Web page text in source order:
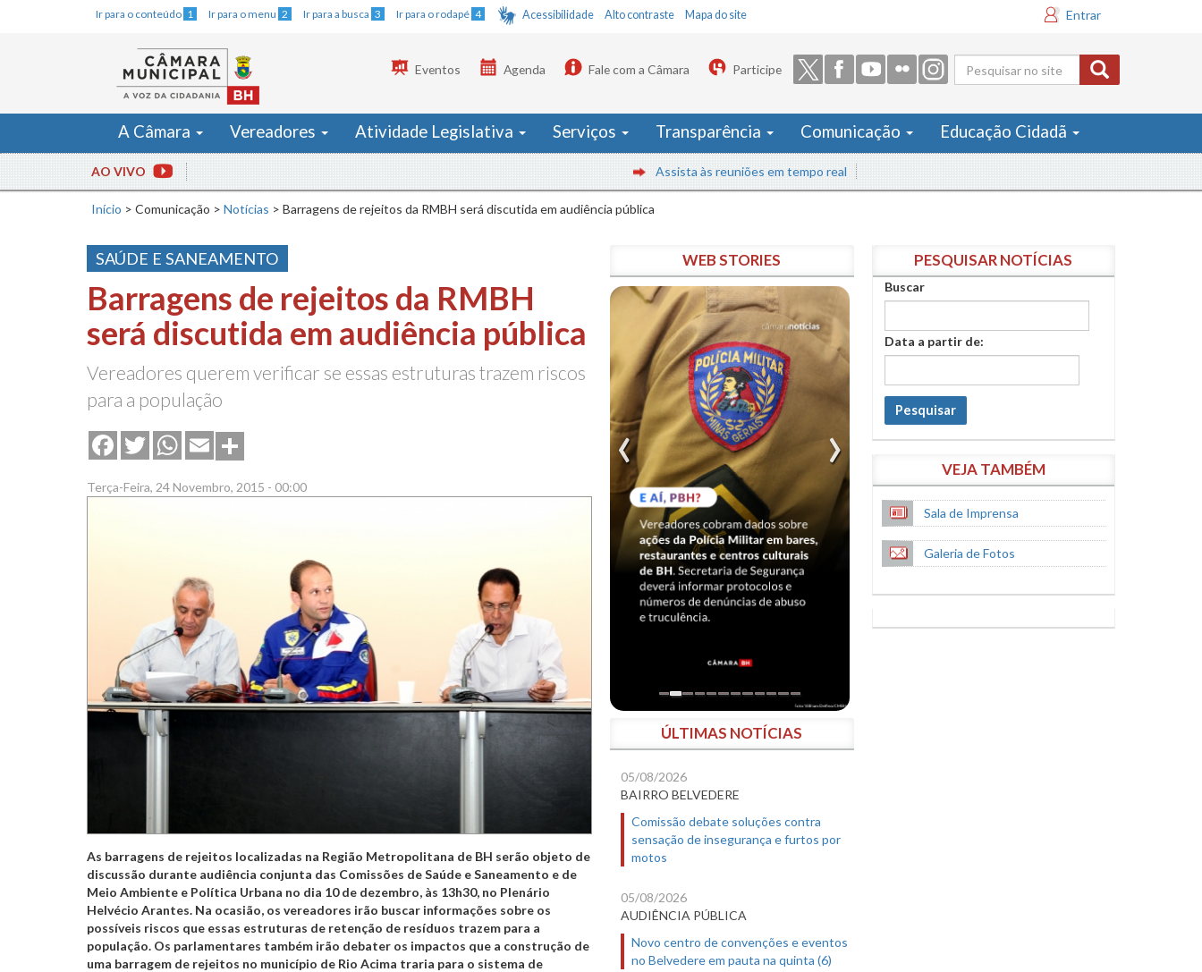
Ir para o conteúdo 1 Ir para o menu 2 Ir para a busca 3 Ir para o rodapé 4 Acessibilidade Alto contraste Mapa do site Entrar
Formulário
de busca
Eventos Agenda Fale com a Câmara Participe
A Câmara Vereadores Atividade Legislativa Serviços Transparência Comunicação Educação Cidadã
AO VIVO Assista às reuniões em tempo real
Início > Comunicação > Notícias > Barragens de rejeitos da RMBH será discutida em audiência pública
SAÚDE E SANEAMENTO
Barragens de rejeitos da RMBH
será discutida em audiência pública
Vereadores querem verificar se essas estruturas trazem riscos
para a população
FacebookTwitterWhatsApp
Email
Terça-Feira, 24 Novembro, 2015 - 00:00
As barragens de rejeitos localizadas na Região Metropolitana de BH serão objeto de
discussão durante audiência conjunta das Comissões de Saúde e Saneamento e de
Meio Ambiente e Política Urbana no dia 10 de dezembro, às 13h30, no Plenário
Helvécio Arantes. Na ocasião, os vereadores irão buscar informações sobre os
possíveis riscos que essas estruturas de retenção de resíduos trazem para a
população. Os parlamentares também irão debater os impactos que a construção de
uma barragem de rejeitos no município de Rio Acima traria para o sistema de
WEB STORIES
ÚLTIMAS NOTÍCIAS
05/08/2026
BAIRRO BELVEDERE
Comissão debate soluções contra
sensação de insegurança e furtos por
motos
05/08/2026
AUDIÊNCIA PÚBLICA
Novo centro de convenções e eventos
no Belvedere em pauta na quinta (6)
PESQUISAR NOTÍCIAS
Buscar
Data a partir de:
Pesquisar
VEJA TAMBÉM
Sala de Imprensa
Galeria de Fotos